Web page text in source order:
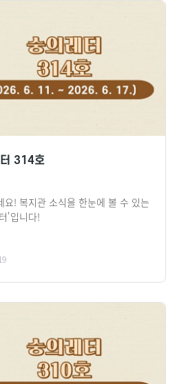
314호
요! 복지관 소식을 한눈에 볼 수 있는
'입니다!